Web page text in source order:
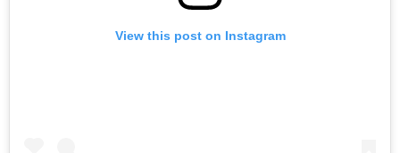
View this post on Instagram